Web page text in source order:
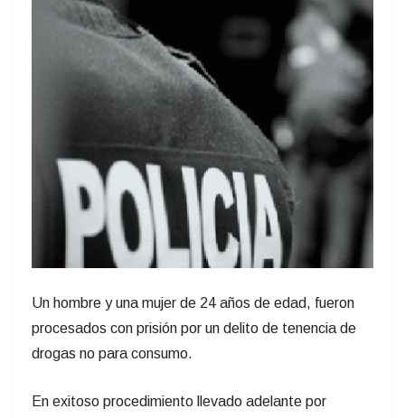
Un hombre y una mujer de 24 años de edad, fueron
procesados con prisión por un delito de tenencia de
drogas no para consumo.
En exitoso procedimiento llevado adelante por